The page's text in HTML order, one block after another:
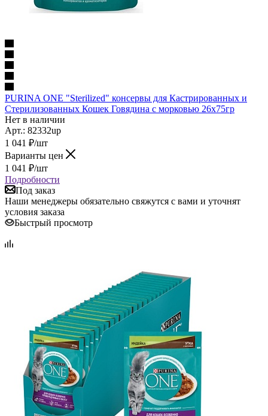
PURINA ONE "Sterilized" консервы для Кастрированных и
Стерилизованных Кошек Говядина с морковью 26х75гр
Нет в наличии
Арт.: 82332up
1 041 ₽/шт
Варианты цен
1 041 ₽/шт
Подробности
Под заказ
Наши менеджеры обязательно свяжутся с вами и уточнят
условия заказа
Быстрый просмотр